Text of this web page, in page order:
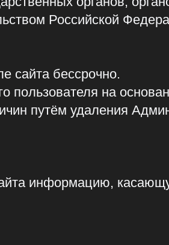
обеспечения защиты
уничтожения, изменения,
использования/
в письменной